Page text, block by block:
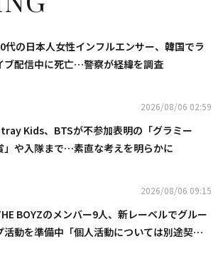
代の日本人女性インフルエンサー、韓国でラ
ブ配信中に死亡…警察が経緯を調査
2026/08/06 02:59
Kids、BTSが不参加表明の「グラミー
」や入隊まで…素直な考えを明らかに
2026/08/06 09:15
BOYZのメンバー9人、新レーベルでグルー
活動を準備中「個人活動については別途契約